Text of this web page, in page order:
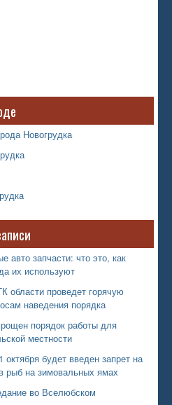
Новогрудка
авто запчасти: что это, как
их используют
области проведет горячую
наведения порядка
порядок работы для
местности
будет введен запрет на
рыб на зимовальных ямах
во Вселюбском